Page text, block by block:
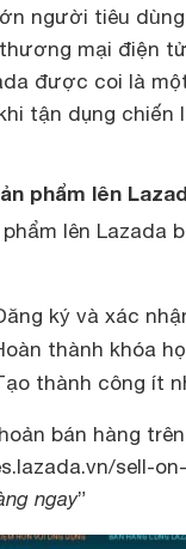
người tiêu
mại điện
được coi là
tận dụng
phẩm lên
lên Lazada
ký và xác
thành khóa
thành công ít
bán hàng
sell-
ngay”